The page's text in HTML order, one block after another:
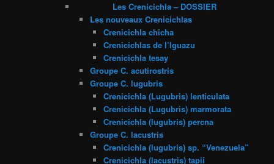
Les Crenicichla – DOSSIER
Les nouveaux Crenicichlas
Crenicichla chicha
Crenicichlas de l’Iguazu
Crenicichla tesay
Groupe C. acutirostris
Groupe C. lugubris
Crenicichla (Lugubris) lenticulata
Crenicichla (Lugubris) marmorata
Crenicichla (lugubris) percna
Groupe C. lacustris
Crenicichla (lugubris) sp. “Venezuela”
Crenicichla (lacustris) tapii